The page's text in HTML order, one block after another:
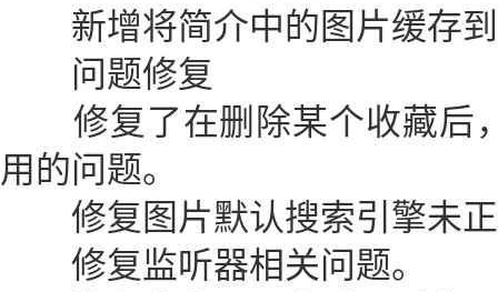
新增将简介中的图片缓存到
问题修复
修复了在删除某个收藏后
用的问题。
修复图片默认搜索引擎未正
修复监听器相关问题。